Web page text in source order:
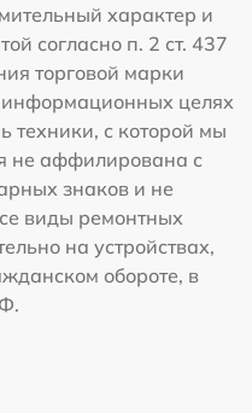
характер и
согласно п. 2 ст. 437
торговой марки
информационных целях
техники, с которой мы
не аффилирована с
знаков и не
виды ремонтных
на устройствах,
обороте, в